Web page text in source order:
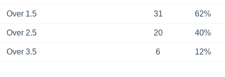
Over 1.5 31 62%
Over 2.5 20 40%
Over 3.5 6 12%